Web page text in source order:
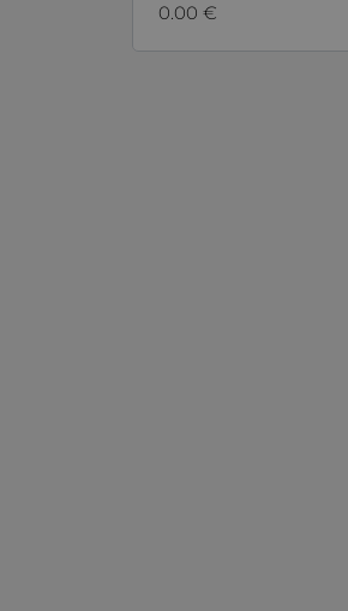
0.00 €